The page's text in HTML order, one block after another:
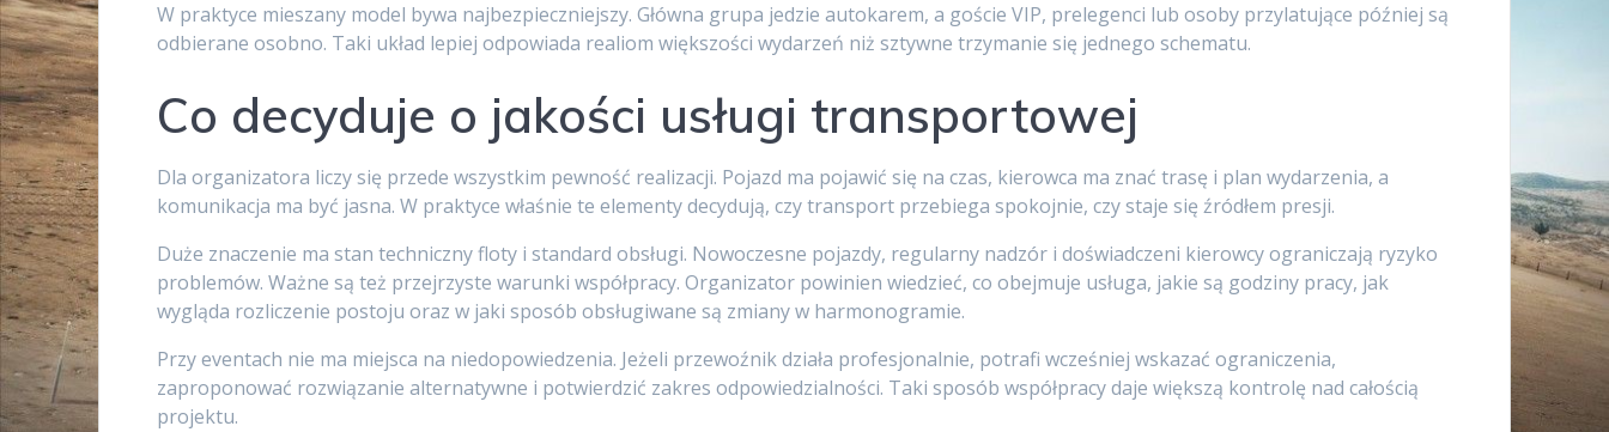
W praktyce mieszany model bywa najbezpieczniejszy. Główna grupa jedzie autokarem, a goście VIP, prelegenci lub osoby przylatujące później są
odbierane osobno. Taki układ lepiej odpowiada realiom większości wydarzeń niż sztywne trzymanie się jednego schematu.
Co decyduje o jakości usługi transportowej
Dla organizatora liczy się przede wszystkim pewność realizacji. Pojazd ma pojawić się na czas, kierowca ma znać trasę i plan wydarzenia, a
komunikacja ma być jasna. W praktyce właśnie te elementy decydują, czy transport przebiega spokojnie, czy staje się źródłem presji.
Duże znaczenie ma stan techniczny floty i standard obsługi. Nowoczesne pojazdy, regularny nadzór i doświadczeni kierowcy ograniczają ryzyko
problemów. Ważne są też przejrzyste warunki współpracy. Organizator powinien wiedzieć, co obejmuje usługa, jakie są godziny pracy, jak
wygląda rozliczenie postoju oraz w jaki sposób obsługiwane są zmiany w harmonogramie.
Przy eventach nie ma miejsca na niedopowiedzenia. Jeżeli przewoźnik działa profesjonalnie, potrafi wcześniej wskazać ograniczenia,
zaproponować rozwiązanie alternatywne i potwierdzić zakres odpowiedzialności. Taki sposób współpracy daje większą kontrolę nad całością
projektu.